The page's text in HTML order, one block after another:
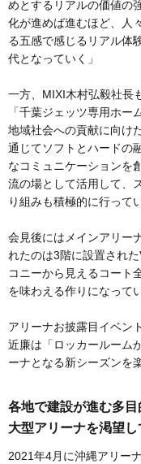
めとするリアルの価値の
化が進めば進むほど、人
る五感で感じるリアル体
代となっていく」
一方、MIXI木村弘毅社長
「千葉ジェッツ専用ホー
地域社会への貢献に向け
通じてソフトとハードの
なコミュニケーションを
流の場として活用して、
り組みも積極的に行って
会見後にはメインアリー
れたのは3階に設置され
コニーから見えるコート
を味わえる作りになって
アリーナお披露目イベン
近廉は「ロッカールーム
ーナとなる新シーズンを
各地で建設が進む多
大型アリーナを渇望
2021年4月に沖縄アリー